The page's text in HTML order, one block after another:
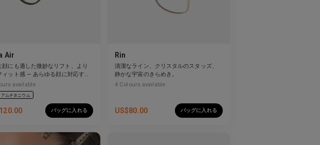
Air
顔にも適した微妙なリフト、より
ィット感 — あらゆる顔に対応する
。
available
アムチタニウム
120.00 バッグに入れる
Rin
清潔なライン、クリスタルのスタッズ、
静かな宇宙のきらめき。
4 Colours available
US$80.00 バッグに入れる